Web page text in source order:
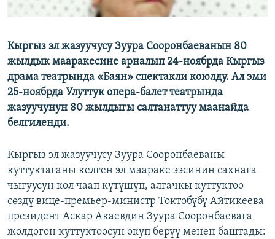
ЭЕ/АРнун бардык сайттары
Кыргыз эл жазуучусу Зуура Сооронбаеванын 80
жылдык мааракесине арналып 24-ноябрда Кыргыз
драма театрында «Баян» спектакли коюлду. Ал эми
25-ноябрда Улуттук опера-балет театрында
жазуучунун 80 жылдыгы салтанаттуу маанайда
белгиленди.
Кыргыз эл жазуучусу Зуура Сооронбаеваны
куттуктаганы келген эл маараке ээсинин сахнага
чыгуусун кол чаап күтүшүп, алгачкы куттуктоо
сөздү вице-премьер-министр Токтобүбү Айтикеева
президент Аскар Акаевдин Зуура Сооронбаевага
жолдогон куттуктоосун окуп берүү менен баштады: